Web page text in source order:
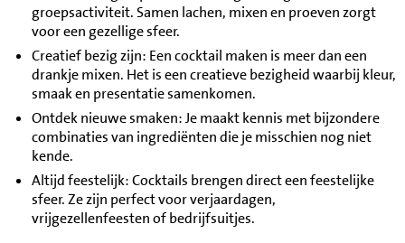
groepsactiviteit. Samen lachen, mixen en proeven zorgt
voor een gezellige sfeer.
Creatief bezig zijn: Een cocktail maken is meer dan een
drankje mixen. Het is een creatieve bezigheid waarbij kleur,
smaak en presentatie samenkomen.
Ontdek nieuwe smaken: Je maakt kennis met bijzondere
combinaties van ingrediënten die je misschien nog niet
kende.
Altijd feestelijk: Cocktails brengen direct een feestelijke
sfeer. Ze zijn perfect voor verjaardagen,
vrijgezellenfeesten of bedrijfsuitjes.